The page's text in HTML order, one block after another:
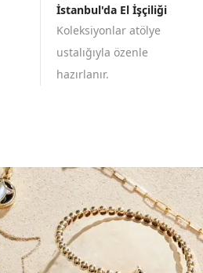
İstanbul'da El İşçiliği
Koleksiyonlar atölye
ustalığıyla özenle
hazırlanır.